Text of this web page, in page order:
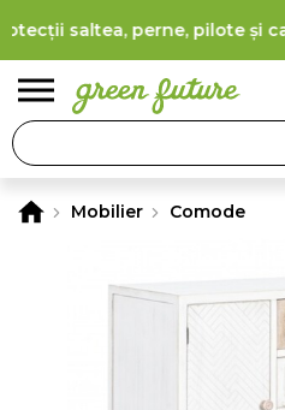
saltea, perne, pilote și
Mobilier Comode